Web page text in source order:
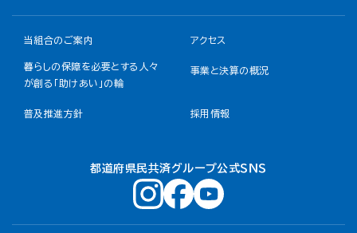
当組合のご案内 アクセス
暮らしの保障を必要とする人々
が創る「助けあい」の輪
事業と決算の概況
普及推進方針 採用情報
都道府県民共済グループ公式ＳＮＳ